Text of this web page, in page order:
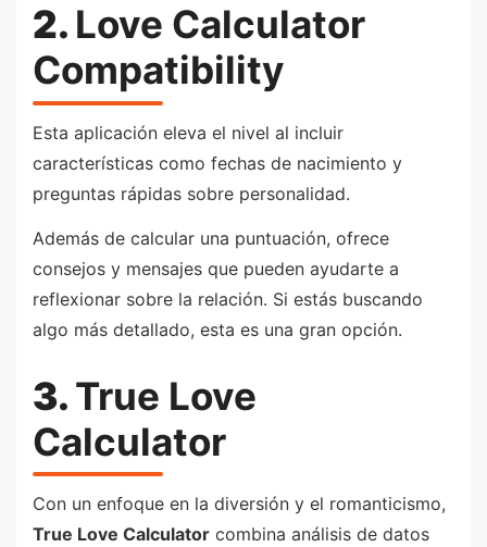
2. Love Calculator
Compatibility
Esta aplicación eleva el nivel al incluir
características como fechas de nacimiento y
preguntas rápidas sobre personalidad.
Además de calcular una puntuación, ofrece
consejos y mensajes que pueden ayudarte a
reflexionar sobre la relación. Si estás buscando
algo más detallado, esta es una gran opción.
3.True Love
Calculator
Con un enfoque en la diversión y el romanticismo,
True Love Calculator combina análisis de datos